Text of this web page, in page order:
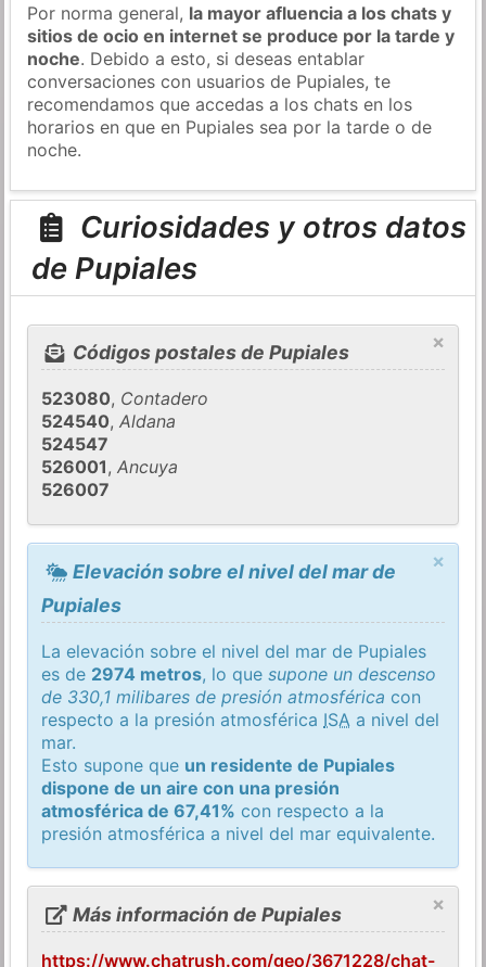
Por norma general, la mayor afluencia a los chats y
sitios de ocio en internet se produce por la tarde y
noche. Debido a esto, si deseas entablar
conversaciones con usuarios de Pupiales, te
recomendamos que accedas a los chats en los
horarios en que en Pupiales sea por la tarde o de
noche.
Curiosidades y otros datos
de Pupiales
×
Códigos postales de Pupiales
523080, Contadero
524540,Aldana
524547
526001,Ancuya
526007
×
Elevación sobre el nivel del mar de
Pupiales
La elevación sobre el nivel del mar de Pupiales
es de 2974 metros, lo quesupone un descenso
de 330,1 milibares de presión atmosférica con
respecto a la presión atmosférica ISA a nivel del
mar.
Esto supone que un residente de Pupiales
dispone de un aire con una presión
atmosférica de 67,41% con respecto a la
presión atmosférica a nivel del mar equivalente.
×
Más información de Pupiales
https://www.chatrush.com/geo/3671228/chat-